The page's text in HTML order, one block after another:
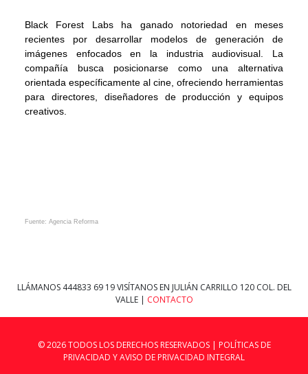
Black Forest Labs ha ganado notoriedad en meses
recientes por desarrollar modelos de generación de
imágenes enfocados en la industria audiovisual. La
compañía busca posicionarse como una alternativa
orientada específicamente al cine, ofreciendo herramientas
para directores, diseñadores de producción y equipos
creativos.
Fuente: Agencia Reforma
LLÁMANOS 444833 69 19VISÍTANOS EN JULIÁN CARRILLO 120 COL. DEL
VALLE | CONTACTO
© 2026 TODOS LOS DERECHOS RESERVADOS | POLÍTICAS DE
PRIVACIDAD Y AVISO DE PRIVACIDAD INTEGRAL